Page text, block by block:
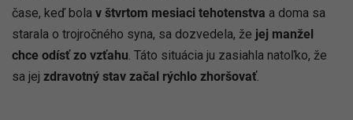
čase, keď bola v štvrtom mesiaci tehotenstva a doma sa
starala o trojročného syna, sa dozvedela, že jej manžel
chce odísť zo vzťahu. Táto situácia ju zasiahla natoľko, že
sa jej zdravotný stav začal rýchlo zhoršovať.